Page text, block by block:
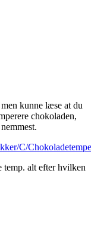
kunne læse at du
chokoladen,
C/
alt efter hvilken